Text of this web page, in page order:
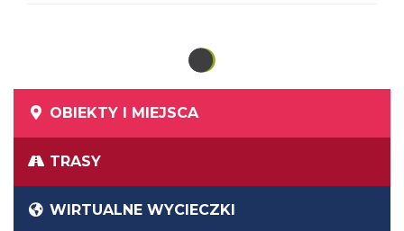
OBIEKTY I MIEJSCA
TRASY
WIRTUALNE WYCIECZKI